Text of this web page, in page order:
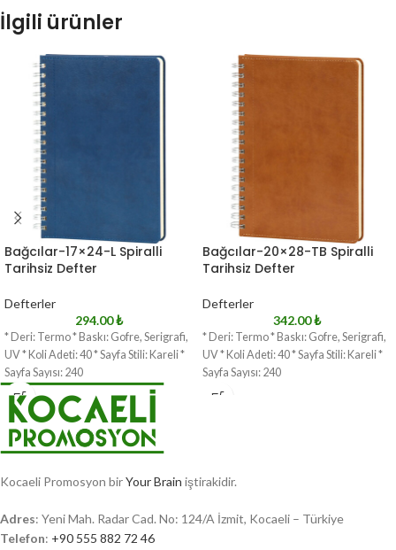
İlgili ürünler
Bağcılar-17×24-L Spiralli
Tarihsiz Defter
Defterler
294.00₺
* Deri: Termo * Baskı: Gofre, Serigrafi,
UV * Koli Adeti: 40 * Sayfa Stili: Kareli *
Sayfa Sayısı: 240
Bağcılar-20×28-TB Spiralli
Tarihsiz Defter
Defterler
342.00₺
* Deri: Termo * Baskı: Gofre, Serigrafi,
UV * Koli Adeti: 40 * Sayfa Stili: Kareli *
Sayfa Sayısı: 240
Kocaeli Promosyon birYour Brain iştirakidir.
Adres: Yeni Mah. Radar Cad. No: 124/A İzmit, Kocaeli – Türkiye
Telefon: +90 555 882 72 46